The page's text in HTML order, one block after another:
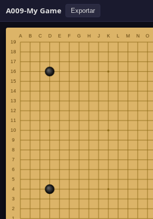
A009-My Game Exportar